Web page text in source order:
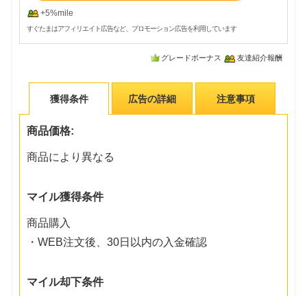
+5%mile
すぐたまはアフィリエイト広告など、プロモーション広告を利用しています
グレードボーナス 友達紹介報酬
獲得条件 広告の詳細 注意事項
商品価格:
商品により異なる
マイル獲得条件
商品購入
・WEB注文後、30日以内の入金確認
マイル却下条件